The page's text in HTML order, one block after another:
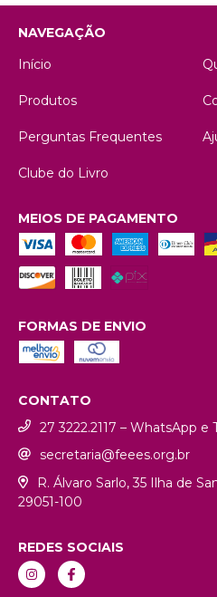
NAVEGAÇÃO
Início
Produtos
Perguntas Frequentes
Clube do Livro
MEIOS DE PAGAMENTO
FORMAS DE ENVIO
CONTATO
27 3222.2117 – WhatsApp e
secretaria@feees.org.br
R. Álvaro Sarlo, 35 Ilha de
29051-100
REDES SOCIAIS